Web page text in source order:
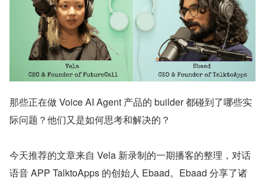
那些正在做 Voice AI Agent 产品的 builder 都碰到了哪些实
际问题？他们又是如何思考和解决的？
今天推荐的文章来自 Vela 新录制的一期播客的整理，对话
语音 APP TalktoApps 的创始人 Ebaad。Ebaad 分享了诸